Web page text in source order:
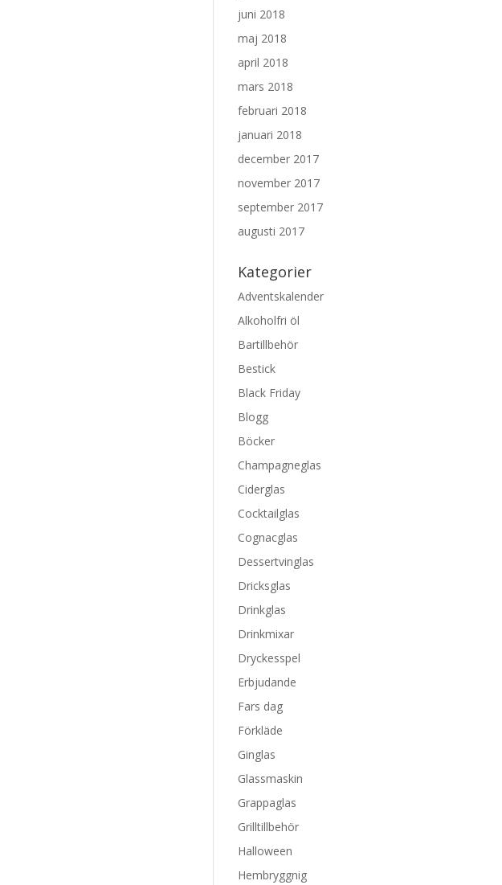
juni 2018
maj 2018
april 2018
mars 2018
februari 2018
januari 2018
december 2017
november 2017
september 2017
augusti 2017
Kategorier
Adventskalender
Alkoholfri öl
Bartillbehör
Bestick
Black Friday
Blogg
Böcker
Champagneglas
Ciderglas
Cocktailglas
Cognacglas
Dessertvinglas
Dricksglas
Drinkglas
Drinkmixar
Dryckesspel
Erbjudande
Fars dag
Förkläde
Ginglas
Glassmaskin
Grappaglas
Grilltillbehör
Halloween
Hembryggnig